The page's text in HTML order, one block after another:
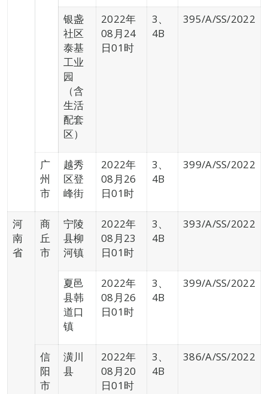
银盏
社区
泰基
工业
园
（含
生活
配套
区）
2022年
08月24
日01时
3、
4B
395/A/SS/2022
广
州
市
越秀
区登
峰街
2022年
08月26
日01时
3、
4B
399/A/SS/2022
河
南
省
商
丘
市
宁陵
县柳
河镇
2022年
08月23
日01时
3、
4B
393/A/SS/2022
夏邑
县韩
道口
镇
2022年
08月26
日01时
3、
4B
399/A/SS/2022
信
阳
市
潢川
县
2022年
08月20
日01时
3、
4B
386/A/SS/2022